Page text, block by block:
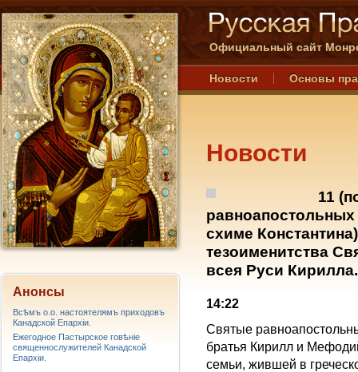
Официальный сайт
Новости Основы
Новости
11
схиме
тезоименитства
всея Руси Кирилла.
14:22
Святые
братья Кирилл и
семьи, жившей в
Анонсы
Всѣмъ о.о. настоятелямъ приходовъ
Канадской Епархiи.
Ежегодное Пастырское говѣніе
священнослужителей Канадской
Епархіи.